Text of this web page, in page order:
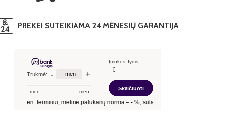
PREKEI SUTEIKIAMA 24 MĖNESIŲ GARANTIJA